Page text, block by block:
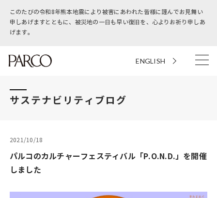
このたびの令和8年熊本地震により被害にあわれた皆様に謹んでお見舞い
申しあげますとともに、被災地の一日も早い復旧を、心よりお祈り申しあ
げます。
ENGLISH
サステナビリティブログ
2021/10/18
パルコのカルチャーフェスティバル「P.O.N.D.」を開催
しました